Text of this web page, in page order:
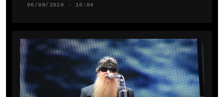
06/08/2026 · 16:04